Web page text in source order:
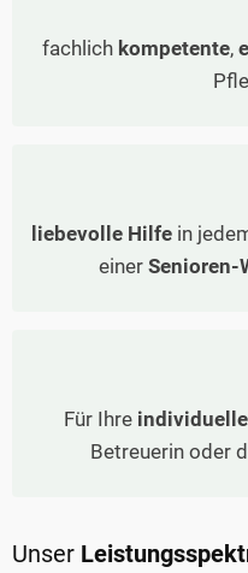
fachlich kompetente,
liebevolle Hilfe in
einer Senioren-
Für Ihre
Betreuerin oder
Unser